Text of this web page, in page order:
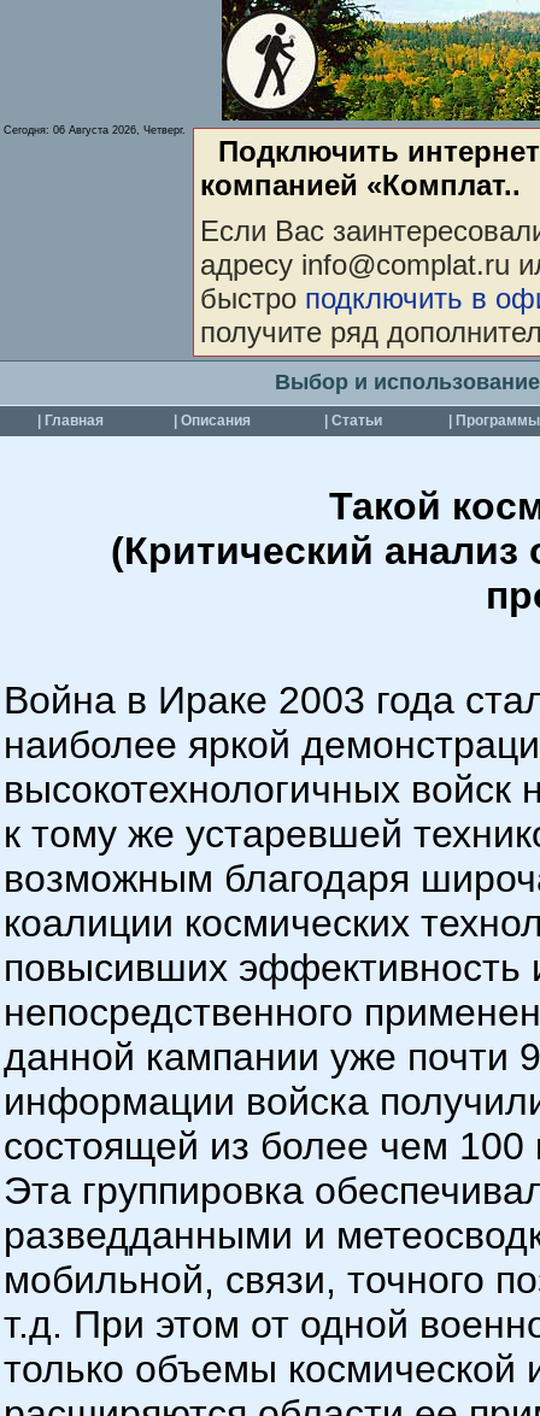
Подключить
компанией «Комплат..
Если Вас
адресу info@complat.ru
быстро подключить в
получите ряд
Сегодня: 06 Августа 2026, Четверг.
Выбор и
| Главная | Описания | Статьи | Программы
Такой
(Критический анализ
Война в Ираке 2003 года
наиболее яркой
высокотехнологичных
к тому же устаревшей
возможным благодаря
коалиции космических
повысивших эффективность
непосредственного
данной кампании уже почти
информации войска
состоящей из более чем 100
Эта группировка
разведданными и
мобильной, связи, точного
т.д. При этом от одной
только объемы